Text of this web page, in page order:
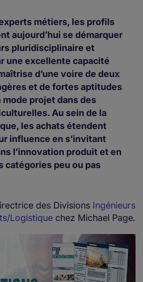
métiers, les profils
aujourd’hui se démarquer
pluridisciplinaire et
une excellente capacité
d’une voire de deux
et de fortes aptitudes
projet dans des
Au sein de la
les achats étendent
influence en s’invitant
l’innovation produit et en
catégories peu ou pas
des Divisions Ingénieurs
Logistique chez Michael Page.